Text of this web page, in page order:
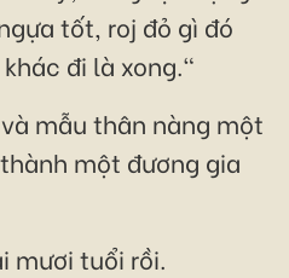
tốt, roj đỏ gì đó
đi là xong."
mẫu thân nàng một
một đương gia
mươi tuổi rồi.